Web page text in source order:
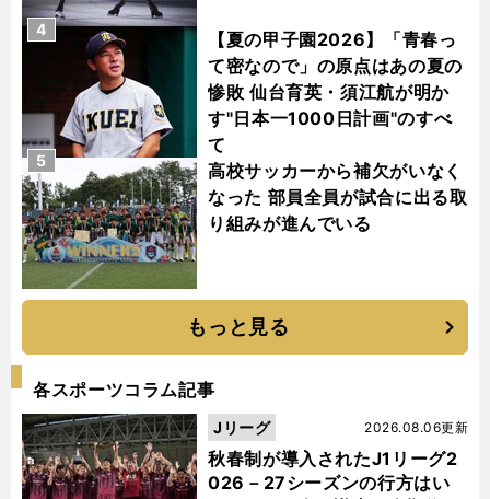
【夏の甲子園2026】「青春っ
て密なので」の原点はあの夏の
惨敗 仙台育英・須江航が明か
す"日本一1000日計画"のすべ
て
4
高校サッカーから補欠がいなく
なった 部員全員が試合に出る取
り組みが進んでいる
5
もっと見る
各スポーツコラム記事
秋春制が導入されたJ1リーグ2
026－27シーズンの行方はい
2026.08.06更新
Jリーグ